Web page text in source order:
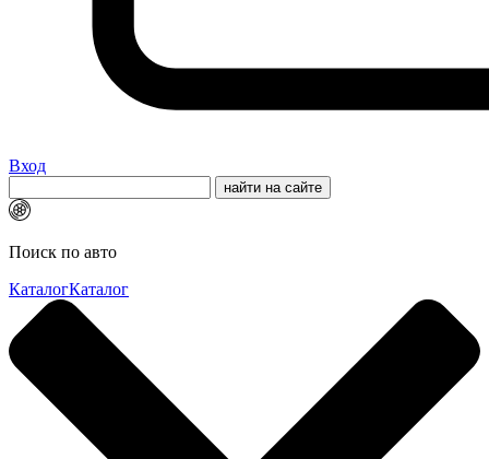
Вход
Поиск по авто
КаталогКаталог